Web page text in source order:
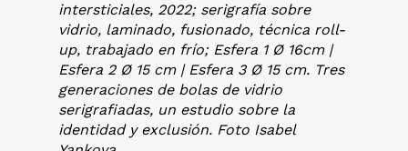
intersticiales, 2022; serigrafía sobre
vidrio, laminado, fusionado, técnica roll-
up, trabajado en frío; Esfera 1 Ø 16cm |
Esfera 2 Ø 15 cm | Esfera 3 Ø 15 cm. Tres
generaciones de bolas de vidrio
serigrafiadas, un estudio sobre la
identidad y exclusión. Foto Isabel